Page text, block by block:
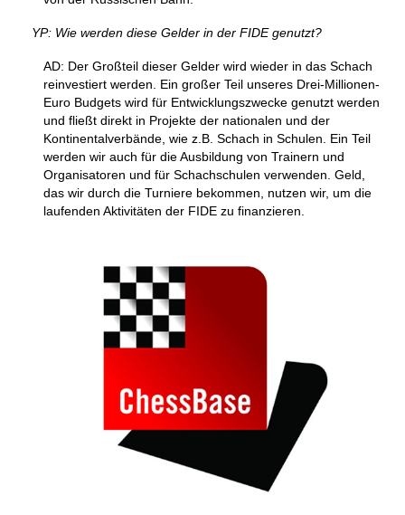
YP: Wie werden diese Gelder in der FIDE genutzt?
AD: Der Großteil dieser Gelder wird wieder in das Schach
reinvestiert werden. Ein großer Teil unseres Drei-Millionen-
Euro Budgets wird für Entwicklungszwecke genutzt werden
und fließt direkt in Projekte der nationalen und der
Kontinentalverbände, wie z.B. Schach in Schulen. Ein Teil
werden wir auch für die Ausbildung von Trainern und
Organisatoren und für Schachschulen verwenden. Geld,
das wir durch die Turniere bekommen, nutzen wir, um die
laufenden Aktivitäten der FIDE zu finanzieren.